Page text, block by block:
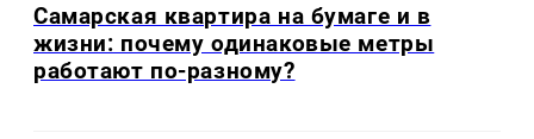
Самарская квартира на бумаге и в
жизни: почему одинаковые метры
работают по-разному?